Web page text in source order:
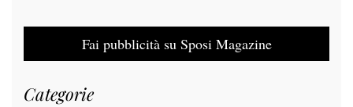
Fai pubblicità su Sposi Magazine
Categorie